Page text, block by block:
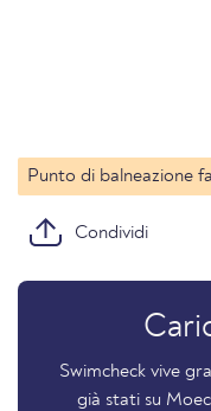
Punto di balneazione
Condividi
Swimcheck vive
già stati su